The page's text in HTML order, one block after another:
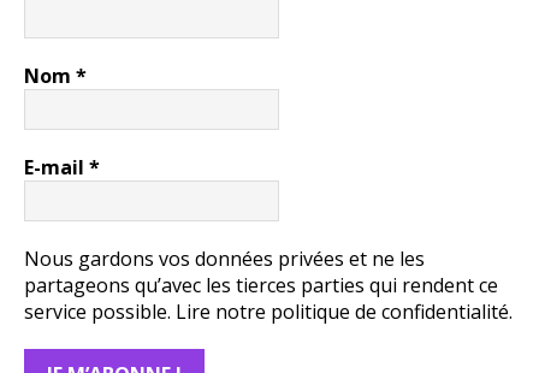
Nom *
E-mail *
Nous gardons vos données privées et ne les
partageons qu’avec les tierces parties qui rendent ce
service possible. Lire notre politique de confidentialité.